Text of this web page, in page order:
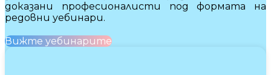
доказани професионалисти под формата на
редовни уебинари.
Вижте уебинарите